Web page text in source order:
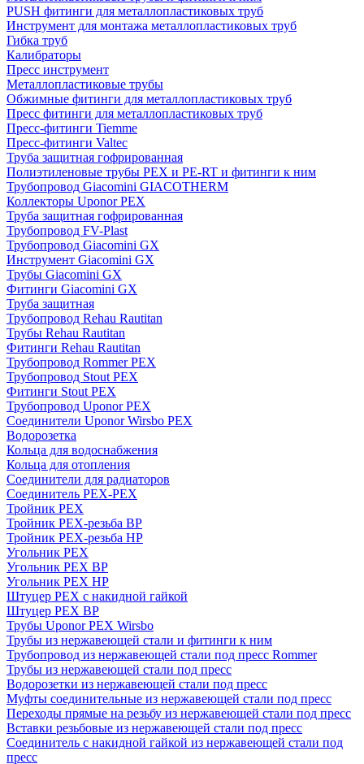
PUSH фитинги для металлопластиковых труб
Инструмент для монтажа металлопластиковых труб
Гибка труб
Калибраторы
Пресс инструмент
Металлопластиковые трубы
Обжимные фитинги для металлопластиковых труб
Пресс фитинги для металлопластиковых труб
Пресс-фитинги Tiemme
Пресс-фитинги Valtec
Труба защитная гофрированная
Полиэтиленовые трубы PEX и PE-RT и фитинги к ним
Трубопровод Giacomini GIACOTHERM
Коллекторы Uponor PEX
Труба защитная гофрированная
Трубопровод FV-Plast
Трубопровод Giacomini GX
Инструмент Giacomini GX
Трубы Giacomini GX
Фитинги Giacomini GX
Труба защитная
Трубопровод Rehau Rautitan
Трубы Rehau Rautitan
Фитинги Rehau Rautitan
Трубопровод Rommer PEX
Трубопровод Stout PEX
Фитинги Stout PEX
Трубопровод Uponor PEX
Соединители Uponor Wirsbo PEX
Водорозетка
Кольца для водоснабжения
Кольца для отопления
Соединители для радиаторов
Соединитель PEX-PEX
Тройник PEX
Тройник PEX-резьба ВР
Тройник PEX-резьба НР
Угольник PEX
Угольник PEX ВР
Угольник PEX НР
Штуцер PEX c накидной гайкой
Штуцер PEX ВР
Трубы Uponor PEX Wirsbo
Трубы из нержавеющей стали и фитинги к ним
Трубопровод из нержавеющей стали под пресс Rommer
Трубы из нержавеющей стали под пресс
Водорозетки из нержавеющей стали под пресс
Муфты соединительные из нержавеющей стали под пресс
Переходы прямые на резьбу из нержавеющей стали под пресс
Вставки резьбовые из нержавеющей стали под пресс
Соединитель с накидной гайкой из нержавеющей стали под
пресс